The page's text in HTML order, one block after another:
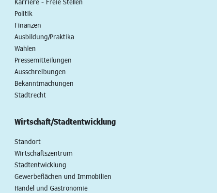
Politik
Finanzen
Ausbildung/Praktika
Wahlen
Pressemitteilungen
Ausschreibungen
Bekanntmachungen
Stadtrecht
Wirtschaft/Stadtentwicklung
Standort
Wirtschaftszentrum
Stadtentwicklung
Gewerbeflächen und Immobilien
Handel und Gastronomie